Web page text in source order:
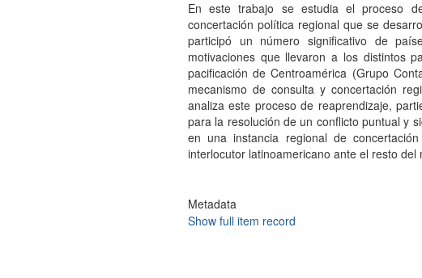
En este trabajo se estudia el proceso
concertación política regional que se
participó un número significativo de
motivaciones que llevaron a los distintos
pacificación de Centroamérica (Grupo
mecanismo de consulta y concertación
analiza este proceso de reaprendizaje,
para la resolución de un conflicto puntual y
en una instancia regional de
interlocutor latinoamericano ante el resto del
Metadata
Show full item record